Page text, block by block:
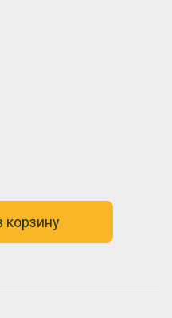
корзину